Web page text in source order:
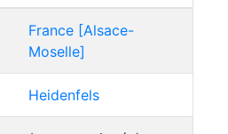
France [Alsace-
Moselle]
Heidenfels